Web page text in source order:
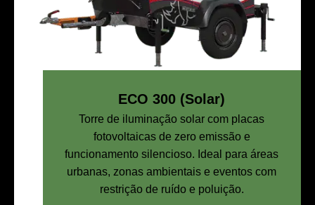
ECO 300 (Solar)
Torre de iluminação solar com placas
fotovoltaicas de zero emissão e
funcionamento silencioso. Ideal para áreas
urbanas, zonas ambientais e eventos com
restrição de ruído e poluição.